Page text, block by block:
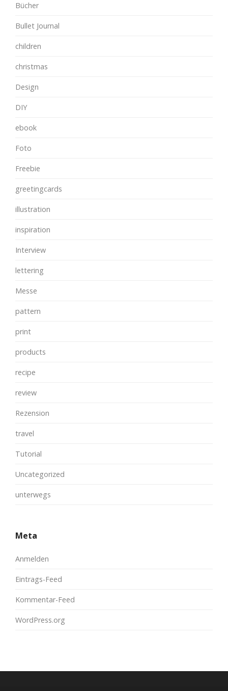
Bücher
Bullet Journal
children
christmas
Design
DIY
ebook
Foto
Freebie
greetingcards
illustration
inspiration
Interview
lettering
Messe
pattern
print
products
recipe
review
Rezension
travel
Tutorial
Uncategorized
unterwegs
Meta
Anmelden
Eintrags-Feed
Kommentar-Feed
WordPress.org